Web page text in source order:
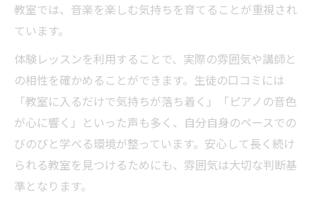
教室では、音楽を楽しむ気持ちを育てることが重視され
ています。
体験レッスンを利用することで、実際の雰囲気や講師と
の相性を確かめることができます。生徒の口コミには
「教室に入るだけで気持ちが落ち着く」「ピアノの音色
が心に響く」といった声も多く、自分自身のペースでの
びのびと学べる環境が整っています。安心して長く続け
られる教室を見つけるためにも、雰囲気は大切な判断基
準となります。